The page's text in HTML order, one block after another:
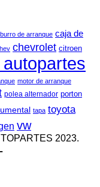
burro de arranque caja de
chevrolet citroen
motor de arranque
polea alternador porton
tapa toyota
vw
2023.